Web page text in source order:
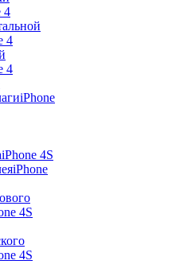
4
4
4
iPhone
iPhone 4S
iPhone
4S
4S